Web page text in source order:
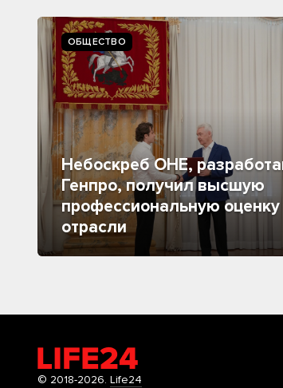
ОБЩЕСТВО
Небоскреб ОНЕ,
Генпро, получил высшую
профессиональную оценку
отрасли
© 2018-2026. Life24